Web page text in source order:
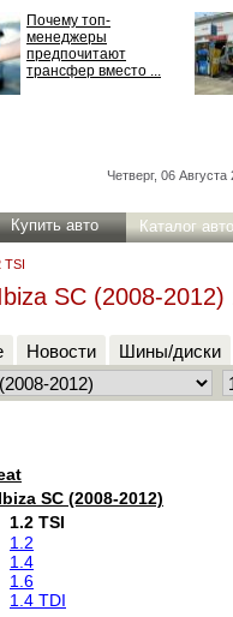
Почему топ-
менеджеры
предпочитают
трансфер вместо ...
Четверг, 06 Августа
Купить авто Каталог авто
TSI
SC (2008-2012)
Новости Шины/диски
Ibiza SC (2008-2012)
1.2 TSI
1.2
1.4
1.6
1.4 TDI